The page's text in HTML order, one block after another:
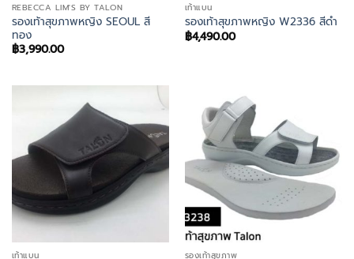
REBECCA LIM'S BY TALON
รองเท้าสุขภาพหญิง SEOUL สี
ทอง
฿3,990.00
เท้าแบน
รองเท้าสุขภาพหญิง W2336 สีดำ
฿4,490.00
เท้าแบน รองเท้าสุขภาพ